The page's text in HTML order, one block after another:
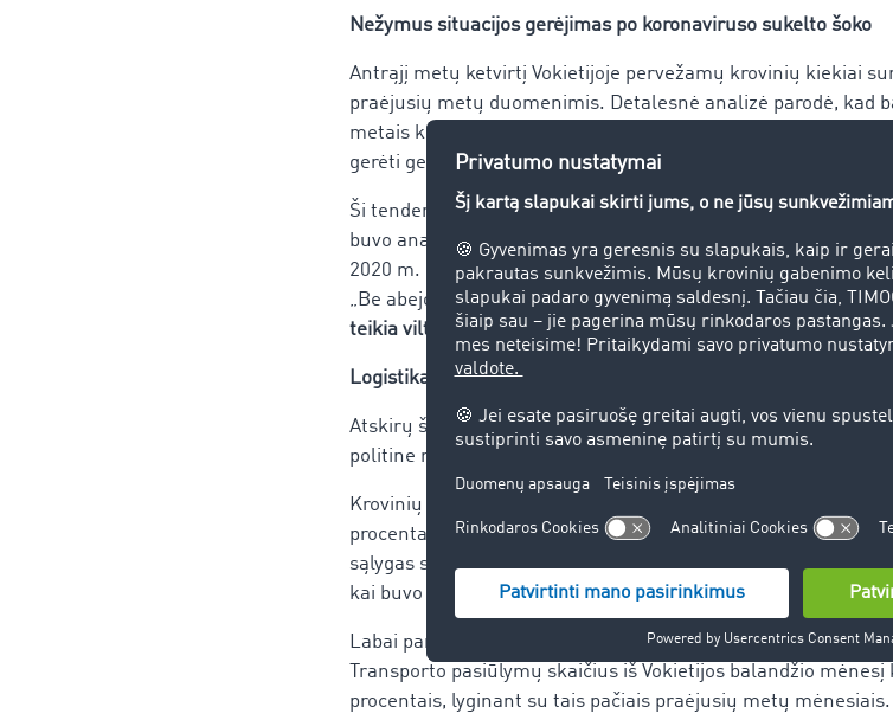
Nežymus situacijos gerėjimas po koronaviruso sukelto šoko
Antrąjį metų ketvirtį Vokietijoje pervežamų krovinių kiekiai
praėjusių metų duomenimis. Detalesnė analizė parodė, kad
metais krovinių pervežimai dėl COVID-19 sumažėjo net 67
gerėti gegužę (53 procentų kritimas lyginant su praėjusias
Ši tendencija matoma ir visoje likusioje Europoje. Birželio
buvo analizuoti transporto barometre, turėjo 69 procentais
2020 m. birželio ir 2019 birželio mėnesius, matoma, kad
„Be abejo, turime labai atidžiai stebėti rinką pandemijos
teikia vilties, kad logistikos pramonei sunkiausias krizės
Logistika per karantiną
Atskirų šalių analizės parodo, kaip stipriai transporto
politine reakcija į krizę.
Krovinių pasiūlymų iš Vokietijos į Prancūziją balandžio
procentais, lyginant su atitinkamais praėjusių metų
sąlygas sušvelnino gegužės mėnesio viduryje. Paklausa
kai buvo fiksuojamas 16 procentų krovinių augimas lyginant
Labai panaši situacija yra ir su maršrutais į Austriją, kuri
Transporto pasiūlymų skaičius iš Vokietijos balandžio
procentais, lyginant su tais pačiais praėjusių metų